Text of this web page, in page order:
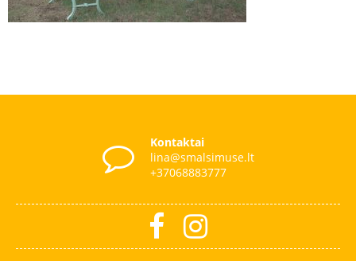
Kontaktai
lina@smalsimuse.lt
+37068883777